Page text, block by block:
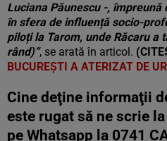
Luciana Păunescu -,
în sfera de influență socio-
piloți la Tarom, unde Răcaru a
rând)”, se arată în articol.
BUCUREŞTI A ATERIZAT DE
Cine deţine informaţii
este rugat să ne scrie la
pe Whatsapp la 0741